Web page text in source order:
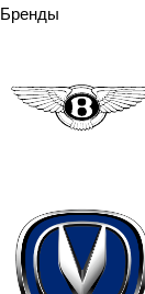
Бренды